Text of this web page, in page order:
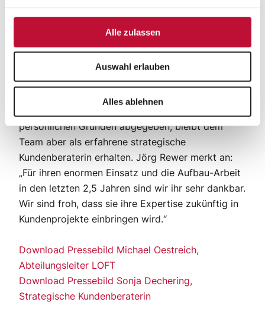
Alle zulassen
Auswahl erlauben
Alles ablehnen
langjährige und partnerschaftliche
Kundenbindungen ein, die einen besonderen Wert
bei Laudert haben. Wir freuen uns sehr auf die
Zusammenarbeit.“
Die bisherige Abteilungsleiterin der Kreativ-Einheit
persönlichen Gründen abgegeben, bleibt dem
Team aber als erfahrene strategische
Kundenberaterin erhalten. Jörg Rewer merkt an:
„Für ihren enormen Einsatz und die Aufbau-Arbeit
in den letzten 2,5 Jahren sind wir ihr sehr dankbar.
Wir sind froh, dass sie ihre Expertise zukünftig in
Kundenprojekte einbringen wird.“
Download Pressebild Michael Oestreich,
Abteilungsleiter LOFT
Download Pressebild Sonja Dechering,
Strategische Kundenberaterin